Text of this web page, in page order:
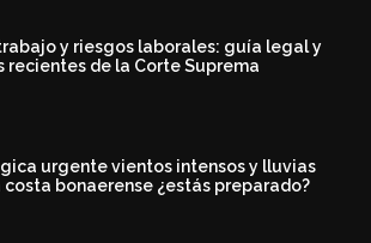
y riesgos laborales: guía legal y
recientes de la Corte Suprema
urgente vientos intensos y lluvias
bonaerense ¿estás preparado?